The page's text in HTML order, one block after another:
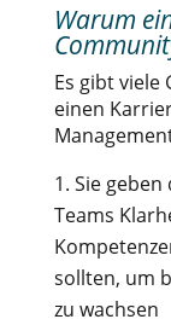
Warum
Es gibt
einen
Sie
Teams
sollten, um
zu wachsen